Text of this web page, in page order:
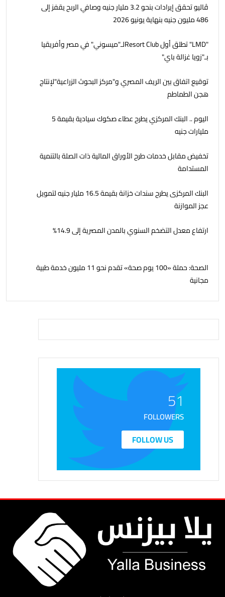
ڤاليو تحقق إيرادات بنحو 3.2 مليار جنيه وصافي الربح يقفز إلى
486 مليون جنيه بنهاية يونيو 2026
"LMD" تطلق أول Resort Clubلـ"ميسوني" في مصر وأفريقيا
بـ"زويا غزالة باي"
توقيع اتفاق بين الريف المصري و"مركز البحوث الزراعية"لإنتاج
هجن الطماطم
اليوم .. البنك المركزي يطرح عطاء صكوك سيادية بقيمة 5
مليارات جنيه
تخفيض مقابل خدمات طرح الأوراق المالية ذات الصلة بالتنمية
المستدامة
البنك المركزى يطرح سندات خزانة بقيمة 16.5 مليار جنيه لتمويل
عجز الموازنة
ارتفاع معدل التضخم السنوي بالمدن المصرية إلى 14.9%
الصحة: حملة «100 يوم صحة» تقدم نحو 11 مليون خدمة طبية
مجانية
51
FOLLOWERS
FOLLOW US